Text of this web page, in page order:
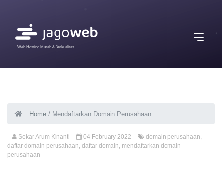
Web Hosting Murah & Berkualitas
Home / Mendaftarkan Domain Perusahaan
Sekar Arum Kinanti 04 February 2022 domain perusahaan,
daftar domain perusahaan, daftar domain, mendaftarkan domain
perusahaan